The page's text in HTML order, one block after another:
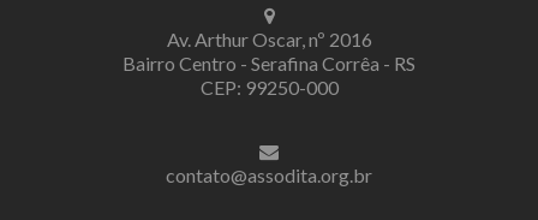
Av. Arthur Oscar, nº 2016
Bairro Centro - Serafina Corrêa - RS
CEP: 99250-000
contato@assodita.org.br